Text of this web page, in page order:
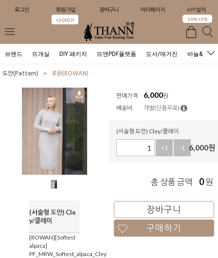
로그인 회원가입
+2000 P
장바구니 마이페이지 APP설치
10%+3%
브랜드 뜨개실 DIY 패키지 뜨앤PDF플랫폼 도서/매거진 바늘&도구
도안(Pattern) > 로완(ROWAN)
(서술형 도안) Cle
y/클레이
[ROWAN][Softest
alpaca]
PF_MRW_Softest_alpaca_Cley
판매가격 6,000원
배송비
개별(단품무료)
(서술형 도안) Cley/클레이
+1 -1 6,000원
총 상품 금액 0원
장바구니
구매하기